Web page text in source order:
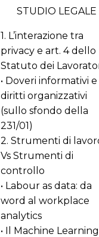
STUDIO LEGALE
1. L’interazione tra
privacy e art. 4 dello
Statuto dei
• Doveri informativi e
diritti organizzativi
(sullo sfondo della
231/01)
2. Strumenti di
Vs Strumenti di
controllo
• Labour as data: da
word al workplace
analytics
• Il Machine Learning